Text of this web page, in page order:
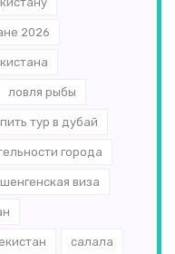
2026
ловля рыбы
тур в дубай
города
шенгенская виза
салала